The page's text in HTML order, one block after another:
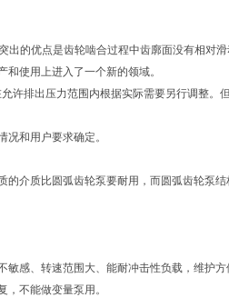
的优点是齿轮啮合过程中齿廓面没有相对
使用上进入了一个新的领域。
许排出压力范围内根据实际需要另行调整。
和用户要求确定。
介质比圆弧齿轮泵要耐用，而圆弧齿轮泵
感、转速范围大、能耐冲击性负载，维护方
不能做变量泵用。